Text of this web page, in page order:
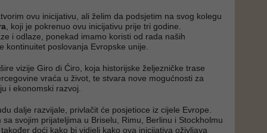
ovu inicijativu, ali želim da podsjetim na svog kolegu
, koji je pokrenuo ovu inicijativu prije tri godine.
i odlaze, ponekad imamo koristi od rada naših
kontinuitet poslovanja Evropske unije.
vizije Giro di Ćiro, koja historijske željezničke trase
vraća u život, te stvara nove mogućnosti za
i ekonomski razvoj.
dalje razvijale, privlačit će posjetioce iz cijele Evrope.
sa svojim prijateljima u Briselu, Rimu, Berlinu i Stockholmu
doći kako bi vidjeli kako ova inicijativa oživljava